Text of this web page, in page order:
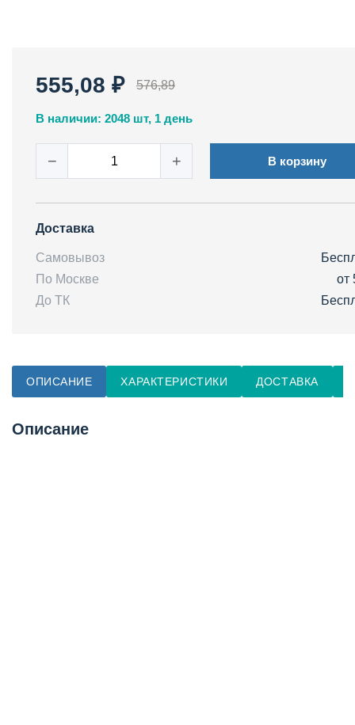
555,08 ₽ 576,89
В наличии: 2048 шт, 1 день
− + В корзину
Доставка
Самовывоз
По Москве
от
До ТК
ОПИСАНИЕ ХАРАКТЕРИСТИКИ ДОСТАВКА
Описание